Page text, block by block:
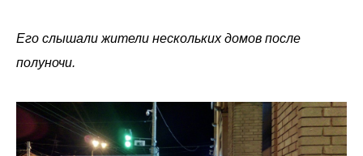
Его слышали жители нескольких домов после
полуночи.